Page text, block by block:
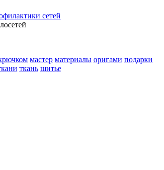
сетей
мастер материалы оригами подарки
ткань шитье